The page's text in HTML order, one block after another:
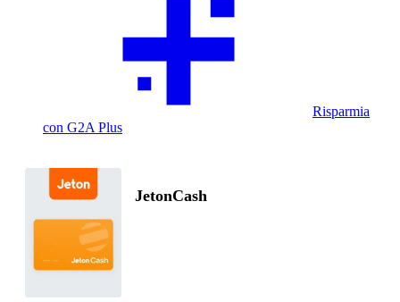
Risparmia
con G2A Plus
JetonCash